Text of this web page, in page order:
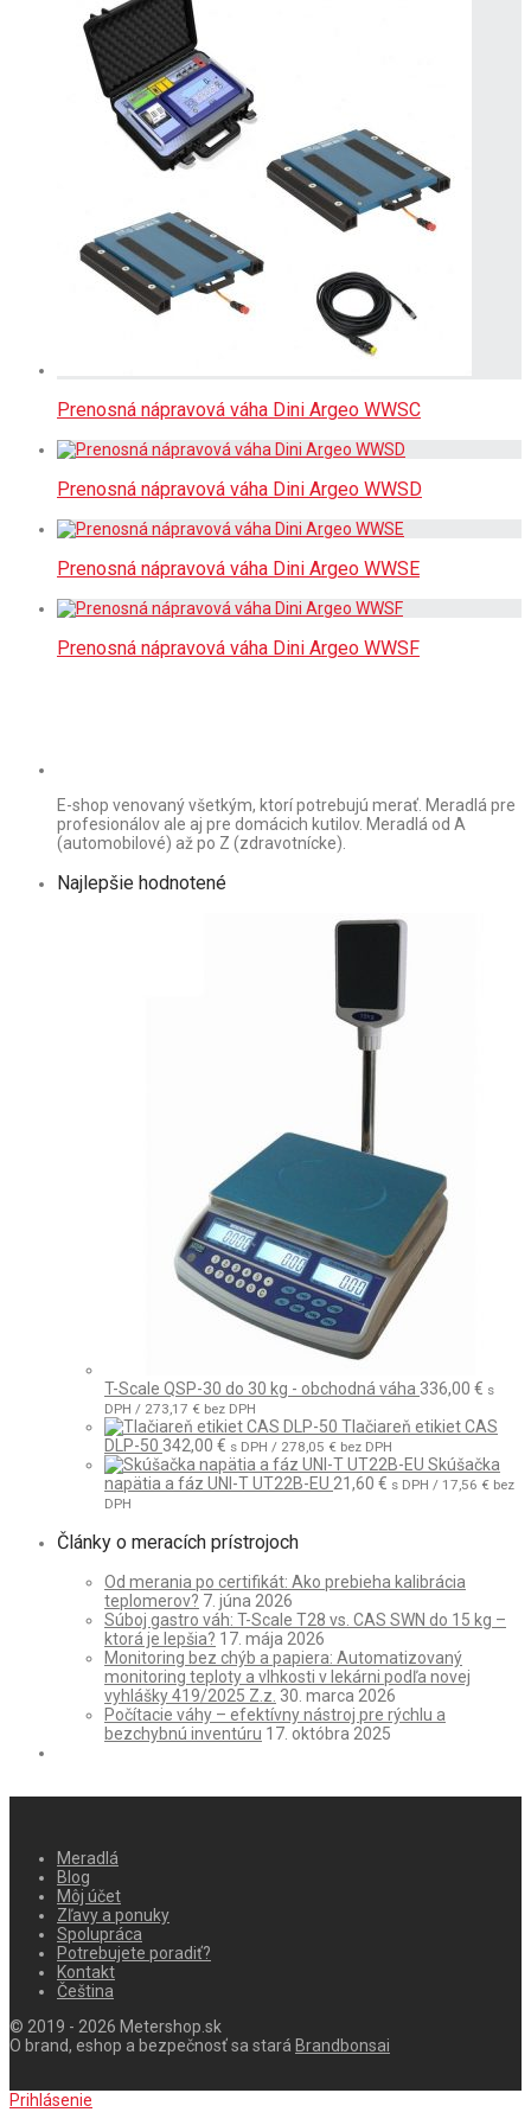
Prenosná nápravová váha Dini Argeo WWSC
Prenosná nápravová váha Dini Argeo WWSD
Prenosná nápravová váha Dini Argeo WWSE
Prenosná nápravová váha Dini Argeo WWSF
E-shop venovaný všetkým, ktorí potrebujú merať. Meradlá pre
profesionálov ale aj pre domácich kutilov. Meradlá od A
(automobilové) až po Z (zdravotnícke).
Najlepšie hodnotené
T-Scale QSP-30 do 30 kg - obchodná váha 336,00 € s
DPH / 273,17 € bez DPH
Tlačiareň etikiet CAS
DLP-50 342,00 € s DPH / 278,05 € bez DPH
Skúšačka
napätia a fáz UNI-T UT22B-EU 21,60 € s DPH / 17,56 € bez
DPH
Články o meracích prístrojoch
Od merania po certifikát: Ako prebieha kalibrácia
teplomerov? 7. júna 2026
Súboj gastro váh: T-Scale T28 vs. CAS SWN do 15 kg –
ktorá je lepšia? 17. mája 2026
Monitoring bez chýb a papiera: Automatizovaný
monitoring teploty a vlhkosti v lekárni podľa novej
vyhlášky 419/2025 Z.z. 30. marca 2026
Počítacie váhy – efektívny nástroj pre rýchlu a
bezchybnú inventúru 17. októbra 2025
Meradlá
Blog
Môj účet
Zľavy a ponuky
Spolupráca
Potrebujete poradiť?
Kontakt
Čeština
© 2019 - 2026 Metershop.sk
O brand, eshop a bezpečnosť sa stará Brandbonsai
Prihlásenie